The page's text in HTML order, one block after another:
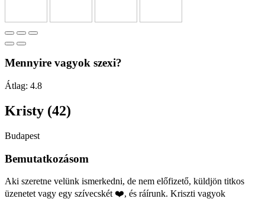
Mennyire vagyok szexi?
Átlag: 4.8
Kristy (42)
Budapest
Bemutatkozásom
Aki szeretne velünk ismerkedni, de nem előfizető, küldjön titkos
üzenetet vagy egy szívecskét ❤️, és ráírunk. Kriszti vagyok